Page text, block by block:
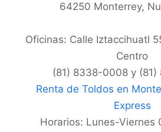
64250 Monterrey,
Oficinas: Calle Iztaccihuatl
Centro
(81) 8338-0008 y (81)
Renta de Toldos en
Express
Horarios: Lunes-Viernes